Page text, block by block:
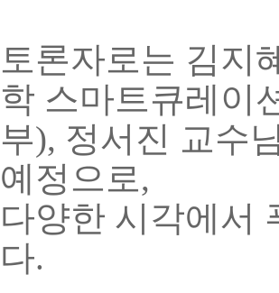
토론자로는 김지
학 스마트큐레이
부), 정서진 교수님
예정으로,
다양한 시각에서
다.